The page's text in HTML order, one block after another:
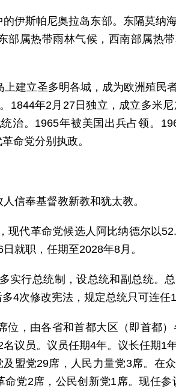
伊斯帕尼奥拉岛东部。东隔莫纳
部属热带雨林气候，西南部属热
建立圣多明各城，成为欧洲殖民
1844年2月27日独立，成立多米
治。1965年被美国出兵占领。
命党分别执政。
信奉基督教新教和犹太教。
现代革命党候选人阿比纳德尔以
就职，任期至2028年8月。
实行总统制，设总统和副总统。
4次修改宪法，规定总统只可连任1
位，由各省和首都大区（即首都
议员。议员任期4年。议长任期1
盟党29席，人民力量党3席。在
党2席，公民创新党1席。现任参